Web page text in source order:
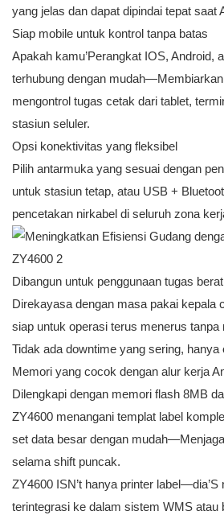
yang jelas dan dapat dipindai tepat saat
Siap mobile untuk kontrol tanpa batas
Apakah kamu’Perangkat IOS, Android,
terhubung dengan
mengontrol tugas cetak dari tablet,
stasiun seluler.
Opsi konektivitas yang fleksibel
Pilih antarmuka yang sesuai dengan
untuk stasiun tetap, atau USB +
pencetakan nirkabel di seluruh zona
Dibangun untuk penggunaan tugas berat
Direkayasa dengan masa pakai kepala
siap untuk operasi terus menerus tanpa
Tidak ada downtime yang sering,
Memori yang cocok dengan alur kerja
Dilengkapi dengan memori flash 8MB
ZY4600 menangani templat label
set data besar dengan
selama shift puncak.
ZY4600 ISN’t hanya printer
terintegrasi ke dalam sistem WMS atau